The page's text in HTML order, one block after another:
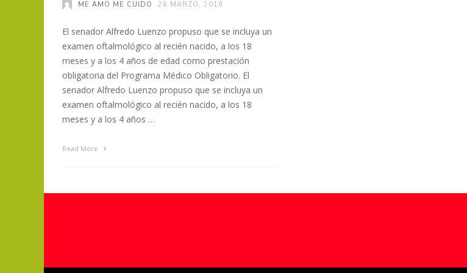
ME AMO ME CUIDO 26 MARZO, 2019
El senador Alfredo Luenzo propuso que se incluya un
examen oftalmológico al recién nacido, a los 18
meses y a los 4 años de edad como prestación
obligatoria del Programa Médico Obligatorio. El
senador Alfredo Luenzo propuso que se incluya un
examen oftalmológico al recién nacido, a los 18
meses y a los 4 años …
Read More